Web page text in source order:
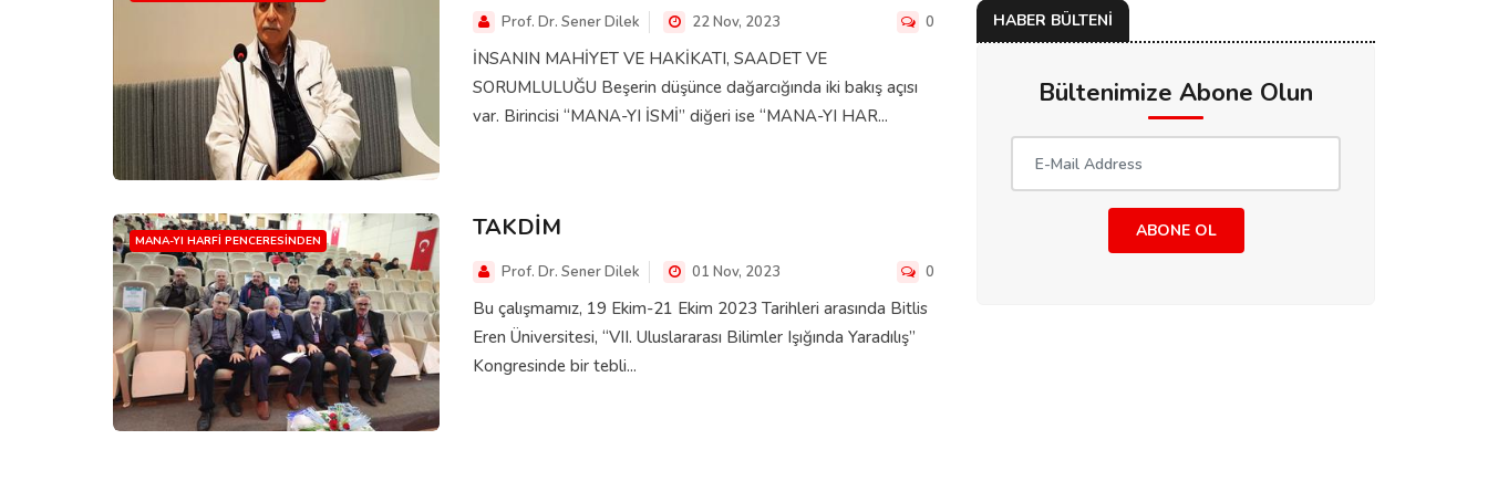
Prof. Dr. Sener Dilek 22 Nov, 2023 0
İNSANIN MAHİYET VE HAKİKATI, SAADET VE
SORUMLULUĞU Beşerin düşünce dağarcığında iki bakış açısı
var. Birincisi “MANA-YI İSMİ” diğeri ise “MANA-YI HAR...
MANA-YI HARFI PENCERESINDEN TAKDİM
Prof. Dr. Sener Dilek 01 Nov, 2023 0
Bu çalışmamız, 19 Ekim-21 Ekim 2023 Tarihleri arasında Bitlis
Eren Üniversitesi, “VII. Uluslararası Bilimler Işığında Yaradılış”
Kongresinde bir tebli...
HABER BÜLTENİ
Bültenimize Abone Olun
ABONE OL